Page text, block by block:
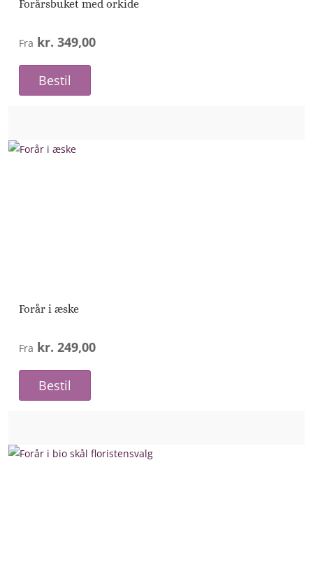
Forårsbuket med orkide
Fra kr. 349,00
Bestil
Forår i æske
Fra kr. 249,00
Bestil